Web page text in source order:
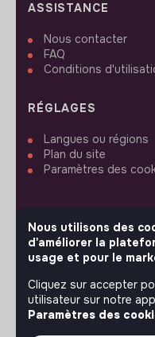
ASSISTANCE
Nous contacter
FAQ
Conditions
RÉGLAGES
Langues ou régions
Plan du site
Paramètres des
SUIVEZ-NOUS
© 2026 jobs that
Nous utilisons des
d'améliorer la
usage et pour le
Cliquez sur accepter
utilisateur sur notre
Paramètres des